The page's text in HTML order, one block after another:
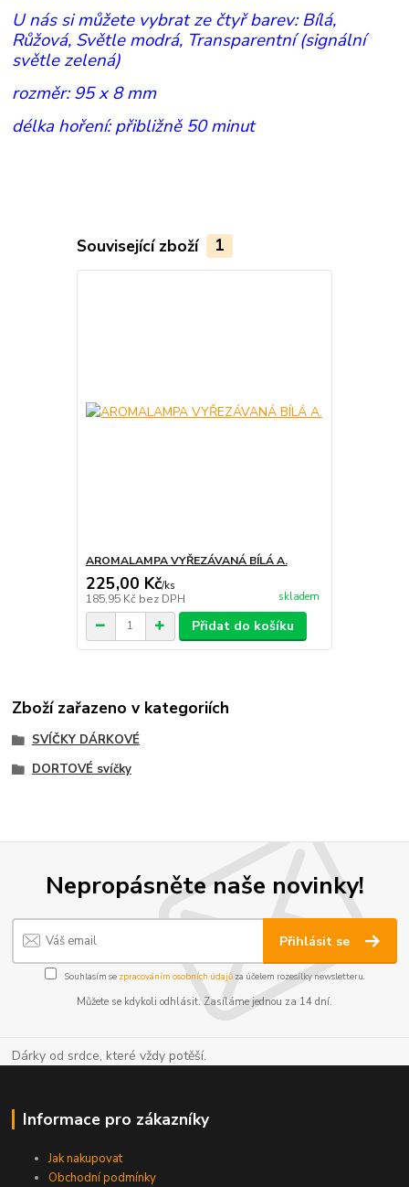
U nás si můžete vybrat ze čtyř barev: Bílá,
Růžová, Světle modrá, Transparentní (signální
světle zelená)
rozměr: 95 x 8 mm
délka hoření: přibližně 50 minut
Související zboží 1
AROMALAMPA VYŘEZÁVANÁ BÍLÁ A.
225,00 Kč/ks
185,95 Kč bez DPH skladem
Přidat do košíku
Zboží zařazeno v kategoriích
SVÍČKY DÁRKOVÉ
DORTOVÉ svíčky
Nepropásněte naše novinky!
Přihlásit se
Souhlasím se zpracováním osobních údajůza účelem rozesílky newsletteru.
Můžete se kdykoli odhlásit. Zasíláme jednou za 14 dní.
Dárky od srdce, které vždy potěší.
Informace pro zákazníky
Jak nakupovat
Obchodní podmínky